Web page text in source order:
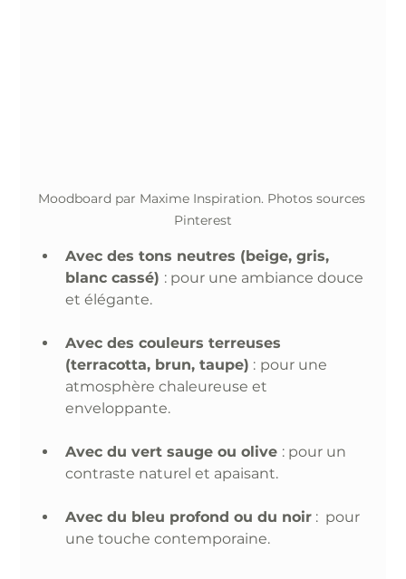
Moodboard par Maxime Inspiration. Photos sources
Pinterest
Avec des tons neutres (beige, gris,
blanc cassé) : pour une ambiance douce
et élégante.
Avec des couleurs terreuses
(terracotta, brun, taupe) : pour une
atmosphère chaleureuse et
enveloppante.
Avec du vert sauge ou olive : pour un
contraste naturel et apaisant.
Avec du bleu profond ou du noir :  pour
une touche contemporaine.